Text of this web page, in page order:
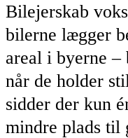
Bilejerskab
bilerne lægger
areal i byerne –
når de holder
sidder der kun
mindre plads til